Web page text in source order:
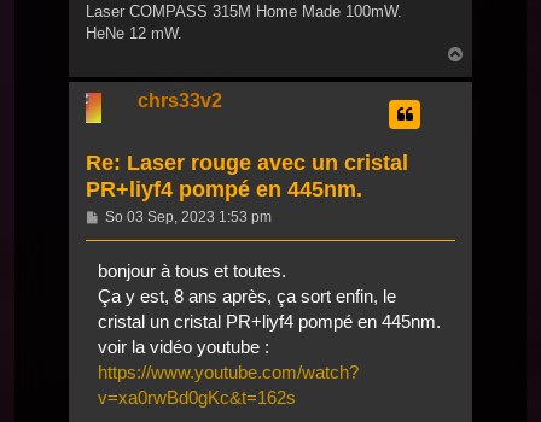
Laser COMPASS 315M Home Made 100mW.
HeNe 12 mW.
oben
chrs33v2
Re: Laser rouge avec un cristal
PR+liyf4 pompé en 445nm.
Beitrag
So 03 Sep, 2023 1:53 pm
bonjour à tous et toutes.
Ça y est, 8 ans après, ça sort enfin, le
cristal un cristal PR+liyf4 pompé en 445nm.
voir la vidéo youtube :
https://www.youtube.com/watch?
v=xa0rwBd0gKc&t=162s